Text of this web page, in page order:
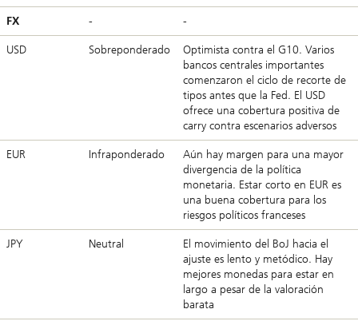
FX - -
USD Sobreponderado
Optimista contra el G10. Varios
bancos centrales importantes
comenzaron el ciclo de recorte de
tipos antes que la Fed. El USD
ofrece una cobertura positiva de
carry contra escenarios adversos
EUR Infraponderado
Aún hay margen para una mayor
divergencia de la política
monetaria. Estar corto en EUR es
una buena cobertura para los
riesgos políticos franceses
JPY Neutral
El movimiento del BoJ hacia el
ajuste es lento y metódico. Hay
mejores monedas para estar en
largo a pesar de la valoración
barata